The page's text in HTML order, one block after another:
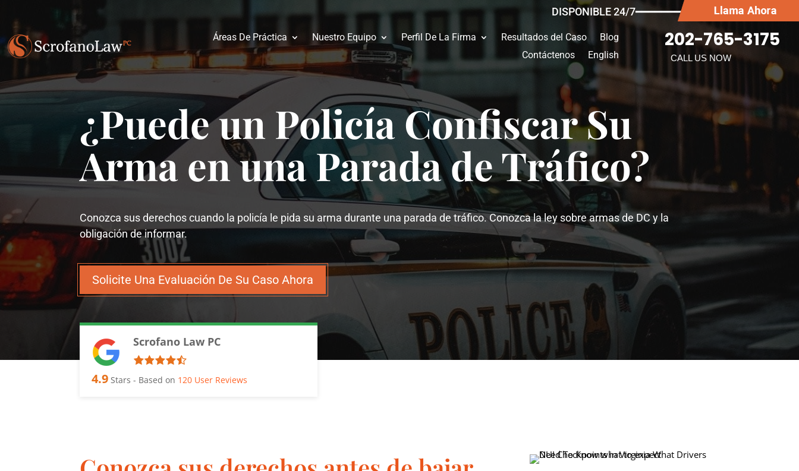
DISPONIBLE 24/7━━━━━━━
Áreas De Práctica Nuestro Equipo Perfil De La Firma Resultados del Caso
Blog
Contáctenos
English
202-765-3175
CALL US NOW
¿Puede un Policía Confiscar Su
Arma en una Parada de Tráfico?
Conozca sus derechos cuando la policía le pida su arma durante una parada de tráfico. Conozca la ley sobre armas de DC y la
obligación de informar.
Solicite Una Evaluación De Su Caso Ahora
Scrofano Law PC
4.9 Stars - Based on 120 User Reviews